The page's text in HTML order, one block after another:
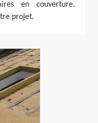
en couverture.
projet.